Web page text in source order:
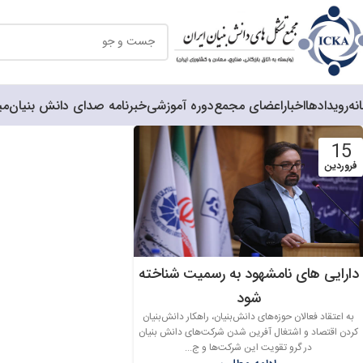
رویدادهااخباراعضای مجمعدوره آموزشیخبرنامه صدای دانش بنیان
15
فروردین
دارایی های نامشهود به رسمیت شناخته
شود
به اعتقاد فعالان حوزه‌های دانش‌بنیان، راهکار دانش‌بنیان
کردن اقتصاد و اشتغال آفرین شدن شرکت‌های دانش بنیان
در گرو تقویت این شرکت‌ها و ج...